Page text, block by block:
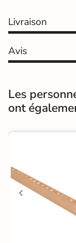
Pose
Support
Livraison
Avis
Les
ont